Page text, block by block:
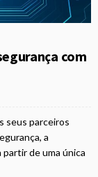
com
seus parceiros
a
de uma única